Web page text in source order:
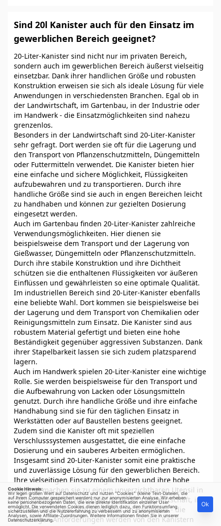
Sind 20l Kanister auch für den Einsatz im
gewerblichen Bereich geeignet?
20-Liter-Kanister sind nicht nur im privaten Bereich,
sondern auch im gewerblichen Bereich äußerst vielseitig
einsetzbar. Dank ihrer handlichen Größe und robusten
Konstruktion erweisen sie sich als ideale Lösung für viele
Anwendungen in verschiedensten Branchen. Egal ob in
der Landwirtschaft, im Gartenbau, in der Industrie oder
im Handwerk - die Einsatzmöglichkeiten sind nahezu
grenzenlos.
Besonders in der Landwirtschaft sind 20-Liter-Kanister
sehr gefragt. Dort werden sie oft für die Lagerung und
den Transport von Pflanzenschutzmitteln, Düngemitteln
oder Futtermitteln verwendet. Die Kanister bieten hier
eine einfache und sichere Möglichkeit, Flüssigkeiten
aufzubewahren und zu transportieren. Durch ihre
handliche Größe sind sie auch in engen Bereichen leicht
zu handhaben und können zur gezielten Dosierung
eingesetzt werden.
Auch im Gartenbau finden 20-Liter-Kanister zahlreiche
Verwendungsmöglichkeiten. Hier dienen sie
beispielsweise dem Transport und der Lagerung von
Gießwasser, Düngemitteln oder Pflanzenschutzmitteln.
Durch ihre stabile Konstruktion und ihre Dichtheit
schützen sie die enthaltenen Flüssigkeiten vor äußeren
Einflüssen und gewährleisten so eine optimale Qualität.
Im industriellen Bereich sind 20-Liter-Kanister ebenfalls
eine beliebte Wahl. Dort kommen sie beispielsweise bei
der Lagerung und dem Transport von Chemikalien oder
Reinigungsmitteln zum Einsatz. Die Kanister sind aus
robustem Material gefertigt und bieten eine hohe
Beständigkeit gegenüber aggressiven Substanzen. Dank
ihrer Stapelbarkeit lassen sie sich zudem platzsparend
lagern.
Auch im Handwerk spielen 20-Liter-Kanister eine wichtige
Rolle. Sie werden beispielsweise für den Transport und
die Aufbewahrung von Lacken oder Lösungsmitteln
genutzt. Durch ihre handliche Größe und ihre einfache
Handhabung sind sie für den täglichen Einsatz in
Werkstätten oder auf Baustellen bestens geeignet.
Zudem sind die Kanister oft mit speziellen
Verschlusssystemen ausgestattet, die eine einfache
Dosierung und ein sauberes Arbeiten ermöglichen.
Insgesamt sind 20-Liter-Kanister somit eine praktische
und zuverlässige Lösung für den gewerblichen Bereich.
Ihre vielseitigen Einsatzmöglichkeiten und ihre hohe
Qualität machen sie zu einem unverzichtbaren Utensil in
zahlreichen Branchen. Egal, ob in der Landwirtschaft, im
Gartenbau, in der Industrie oder im Handwerk - die
vielfältigen Anforderungen werden von den Kanistern
Cookie Hinweis:
Wir legen großen Wert auf Datenschutz und nutzen "Cookies" (kleine Text-Dateien, die
auf Ihrem Computer gespeichert werden) nur zur anonymisierten Analyse. Wir erheben
keine personenbezogenen Daten, die eine direkte Identifikation einzelner User
ermöglicht. Die verwendeten Cookies dienen lediglich dazu, den Funktionsumfang
sicherzustellen und die Nutzererfahrung zu verbessern und zu anonymisierten
Analysen, sowie Affiliate-Zuordnungen. Weitere Informationen finden Sie in unserer
Datenschutzerklärung
Ok